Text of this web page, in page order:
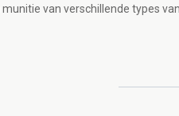
van verschillende types van